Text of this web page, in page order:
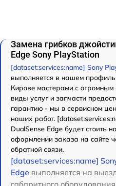
Замена грибков
Edge Sony PlayStation
[dataset:services:name] Sony
выполняется в нашем
Кирове мастерами с огромным
виды услуг и запчасти
гарантию - мы в сервисном
наших работ.
DualSense Edge будет стоить
оформлении заказа на сайте
обратной связи.
[dataset:services:name]
Edge выполняется на
габаритного